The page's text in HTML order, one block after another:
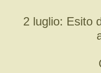
2 luglio: Esito